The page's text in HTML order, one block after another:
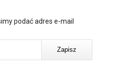
podać adres e-mail